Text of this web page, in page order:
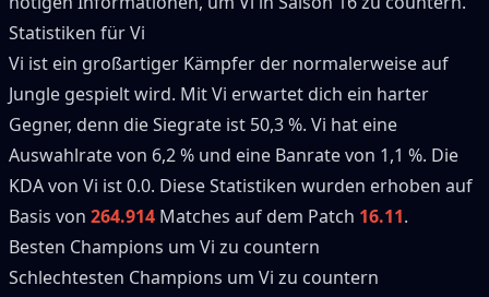
Statistiken fürVi
Vi ist ein großartiger Kämpfer der normalerweise auf
Jungle gespielt wird. MitVi erwartet dich ein harter
Gegner, denn die Siegrate ist 50,3 %. Vi hat eine
Auswahlrate von 6,2 % und eine Banrate von 1,1 %. Die
KDA von Vi ist 0.0. Diese Statistiken wurden erhoben auf
Basis von 264.914 Matches auf dem Patch 16.11.
Besten Champions um Vi zu countern
Schlechtesten Champions um Vi zu countern